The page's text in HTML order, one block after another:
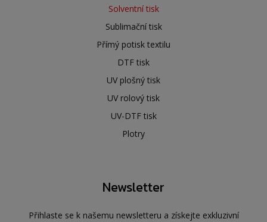
Solventní tisk
Sublimační tisk
Přímý potisk textilu
DTF tisk
UV plošný tisk
UV rolový tisk
UV-DTF tisk
Plotry
Newsletter
Přihlaste se k našemu newsletteru a získejte exkluzivní